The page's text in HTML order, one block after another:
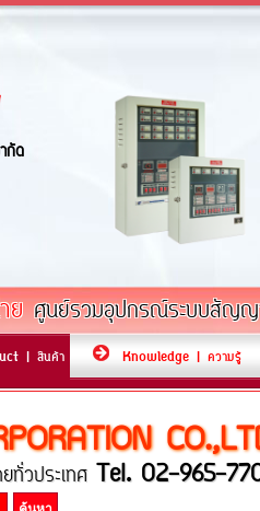
กัด
ย ศูนย์รวมอุปกรณ์ระบบสัญญ
| สินค้า Knowledge | ความรู้
ทั่วประเทศ Tel. 02-965-